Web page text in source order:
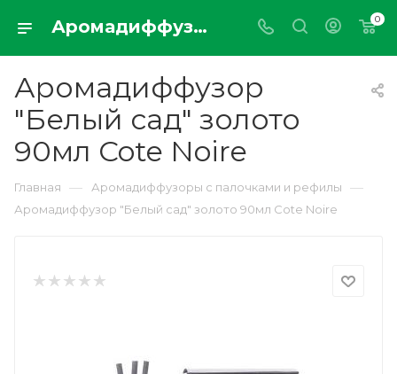
Аромадиффузор "Белый сад" золото 90мл Cote Noire 0
Аромадиффузор
"Белый сад" золото
90мл Cote Noire
Главная — Аромадиффузоры с палочками и рефилы —
Аромадиффузор "Белый сад" золото 90мл Cote Noire